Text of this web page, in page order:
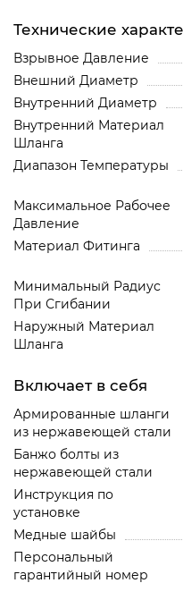
Технические
Взрывное Давление
Внешний Диаметр
Внутренний Диаметр
Внутренний Материал
Шланга
Диапазон Температуры
Максимальное Рабочее
Давление
Материал Фитинга
Минимальный Радиус
При Сгибании
Наружный Материал
Шланга
Включает в себя
Армированные шланги
из нержавеющей стали
Банжо болты из
нержавеющей стали
Инструкция по
установке
Медные шайбы
Персональный
гарантийный номер